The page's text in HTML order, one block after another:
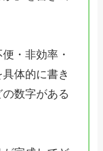
便・非効率・
体的に書き
数字がある